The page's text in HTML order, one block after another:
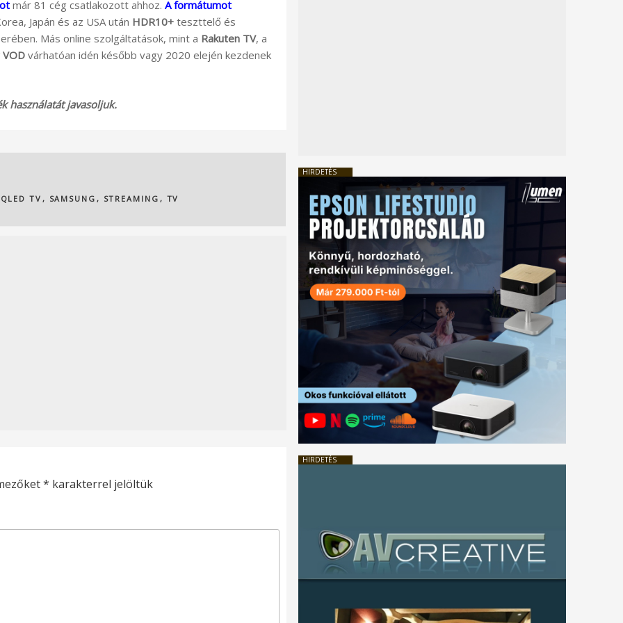
már 81 cég csatlakozott ahhoz. A formátumot
Japán és az USA után HDR10+ teszttelő és
Más online szolgáltatások, mint a Rakuten TV, a
várhatóan idén később vagy 2020 elején kezdenek
használatát javasoljuk.
QLED TV , SAMSUNG , STREAMING , TV
* karakterrel jelöltük
HIRDETÉS
HIRDETÉS